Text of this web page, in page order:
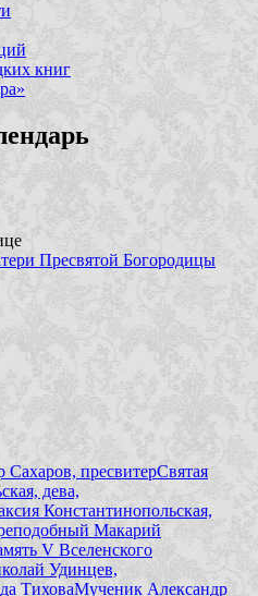
книг
Пресвятой Богородицы
пресвитерСвятая
дева,
Константинопольская,
Макарий
V Вселенского
Удинцев,
ТиховаМученик Александр